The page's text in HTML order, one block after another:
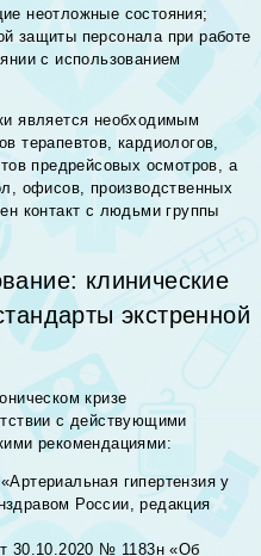
неотложные состояния;
защиты персонала при работе
с использованием
является необходимым
терапевтов, кардиологов,
предрейсовых осмотров, а
офисов, производственных
контакт с людьми группы
клинические
экстренной
кризе
с действующими
рекомендациями:
гипертензия у
России, редакция
30.10.2020 № 1183н «Об